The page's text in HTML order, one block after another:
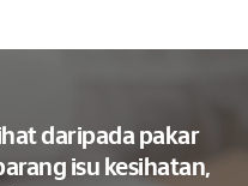
daripada pakar
isu kesihatan,